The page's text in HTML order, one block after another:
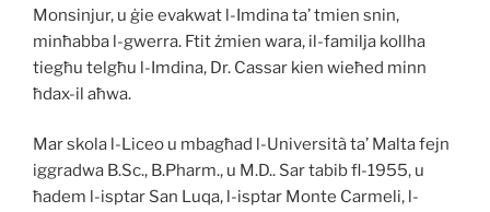
Monsinjur, u ġie evakwat l-Imdina ta’ tmien snin,
minħabba l-gwerra. Ftit żmien wara, il-familja kollha
tiegħu telgħu l-Imdina, Dr. Cassar kien wieħed minn
ħdax-il aħwa.
Mar skola l-Liceo u mbagħad l-Università ta’ Malta fejn
iggradwa B.Sc., B.Pharm., u M.D.. Sar tabib fl-1955, u
ħadem l-isptar San Luqa, l-isptar Monte Carmeli, l-